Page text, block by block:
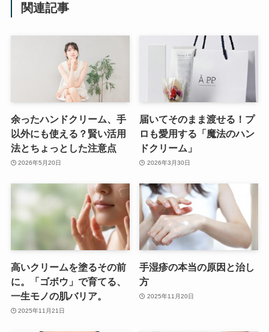
関連記事
余ったハンドクリーム、手
以外にも使える？賢い活用
法とちょっとした注意点
2026年5月20日
届いてそのまま渡せる！プ
ロも愛用する「魔法のハン
ドクリーム」
2026年3月30日
高いクリームを塗るその前
に。「ゴボウ」で育てる、
一生モノの肌バリア。
2025年11月21日
手湿疹の本当の原因と治し
方
2025年11月20日